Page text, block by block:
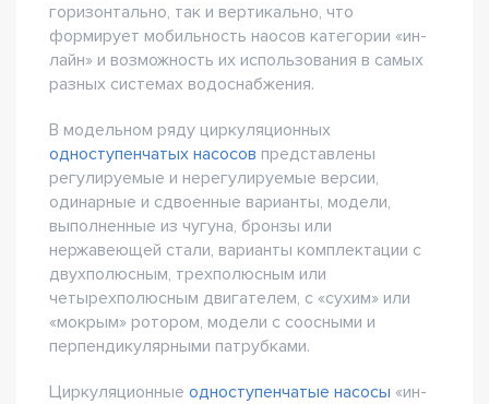
горизонтально, так и вертикально, что
формирует мобильность наосов категории «ин-
лайн» и возможность их использования в самых
разных системах водоснабжения.
В модельном ряду циркуляционных
одноступенчатых насосов представлены
регулируемые и нерегулируемые версии,
одинарные и сдвоенные варианты, модели,
выполненные из чугуна, бронзы или
нержавеющей стали, варианты комплектации с
двухполюсным, трехполюсным или
четырехполюсным двигателем, с «сухим» или
«мокрым» ротором, модели с соосными и
перпендикулярными патрубками.
Циркуляционные одноступенчатые насосы «ин-